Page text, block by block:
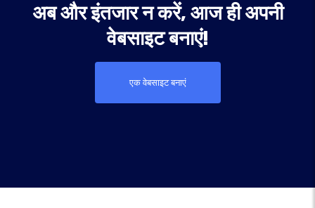
अब और इंतजार न करें, आज ही अपनी
वेबसाइट बनाएं!
एक वेबसाइट बनाएं